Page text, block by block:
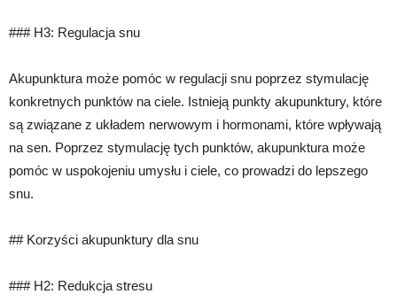
### H3: Regulacja snu
Akupunktura może pomóc w regulacji snu poprzez stymulację
konkretnych punktów na ciele. Istnieją punkty akupunktury, które
są związane z układem nerwowym i hormonami, które wpływają
na sen. Poprzez stymulację tych punktów, akupunktura może
pomóc w uspokojeniu umysłu i ciele, co prowadzi do lepszego
snu.
## Korzyści akupunktury dla snu
### H2: Redukcja stresu